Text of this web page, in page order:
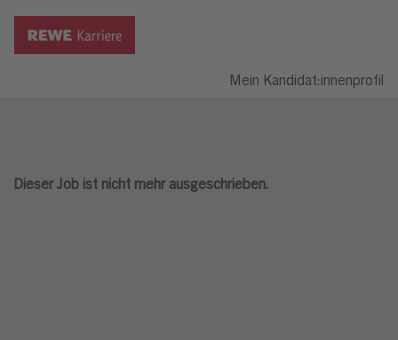
Mein Kandidat:innenprofil
Dieser Job ist nicht mehr ausgeschrieben.